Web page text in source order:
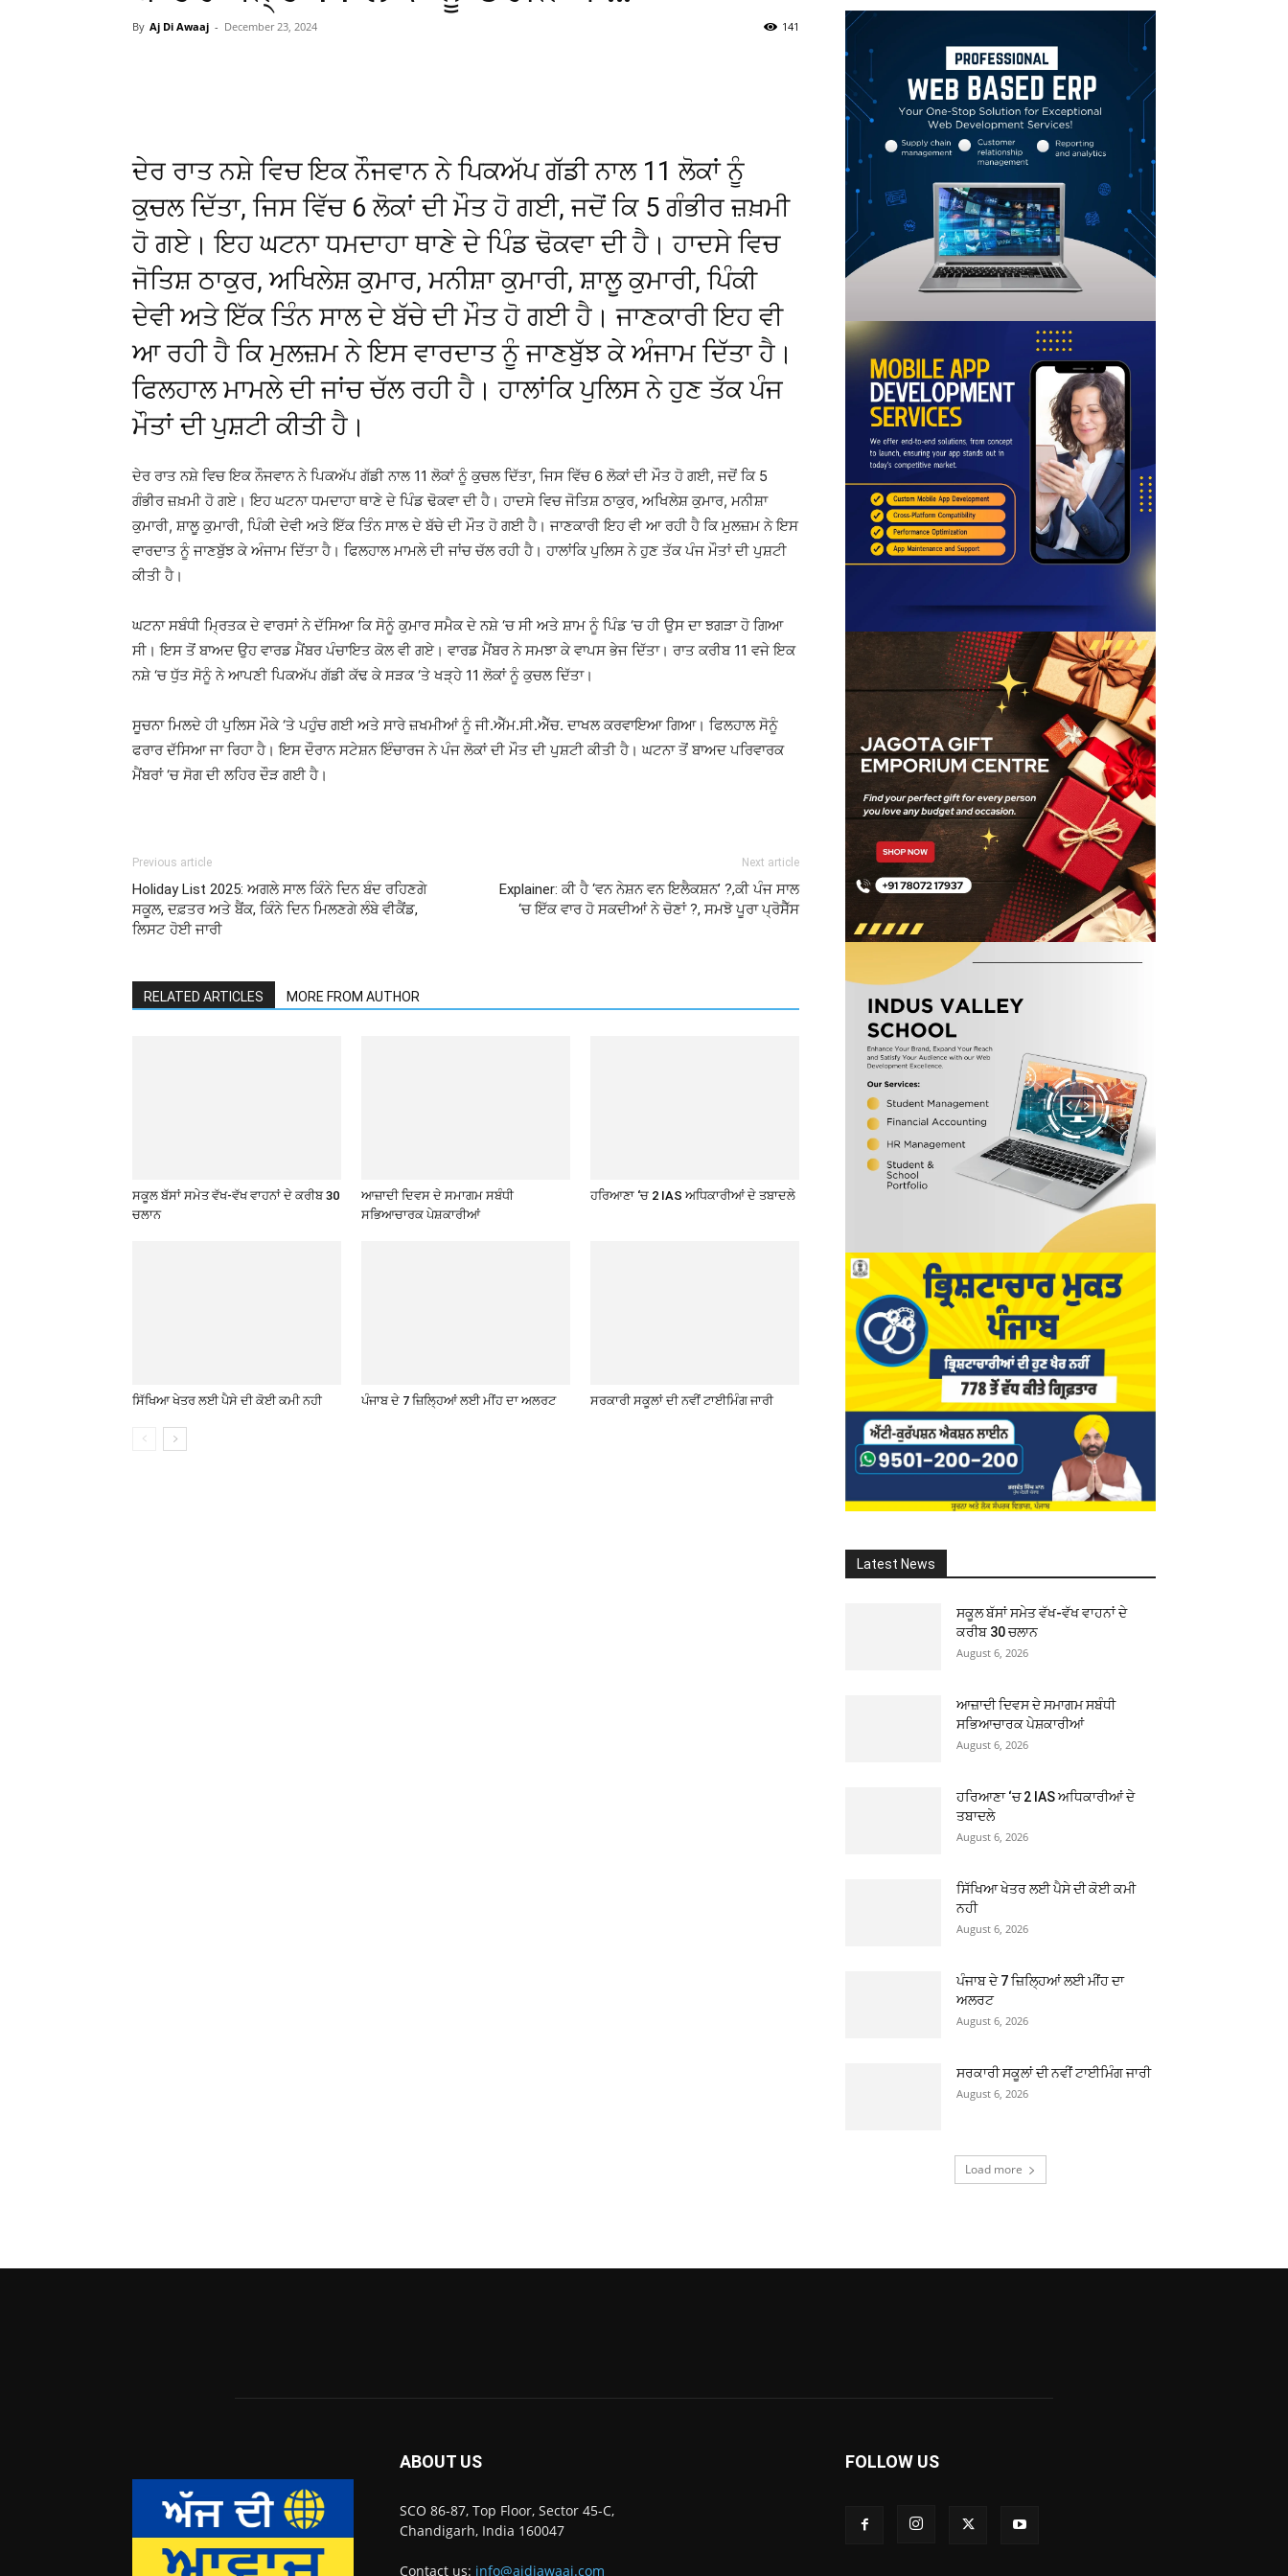
By Aj Di Awaaj - December 23, 2024 141
Email Print
ਦੇਰ ਰਾਤ ਨਸ਼ੇ ਵਿਚ ਇਕ ਨੌਜਵਾਨ ਨੇ ਪਿਕਅੱਪ ਗੱਡੀ ਨਾਲ 11 ਲੋਕਾਂ ਨੂੰ
ਕੁਚਲ ਦਿੱਤਾ, ਜਿਸ ਵਿੱਚ 6 ਲੋਕਾਂ ਦੀ ਮੌਤ ਹੋ ਗਈ, ਜਦੋਂ ਕਿ 5 ਗੰਭੀਰ ਜ਼ਖ਼ਮੀ
ਹੋ ਗਏ। ਇਹ ਘਟਨਾ ਧਮਦਾਹਾ ਥਾਣੇ ਦੇ ਪਿੰਡ ਢੋਕਵਾ ਦੀ ਹੈ। ਹਾਦਸੇ ਵਿਚ
ਜੋਤਿਸ਼ ਠਾਕੁਰ, ਅਖਿਲੇਸ਼ ਕੁਮਾਰ, ਮਨੀਸ਼ਾ ਕੁਮਾਰੀ, ਸ਼ਾਲੂ ਕੁਮਾਰੀ, ਪਿੰਕੀ
ਦੇਵੀ ਅਤੇ ਇੱਕ ਤਿੰਨ ਸਾਲ ਦੇ ਬੱਚੇ ਦੀ ਮੌਤ ਹੋ ਗਈ ਹੈ। ਜਾਣਕਾਰੀ ਇਹ ਵੀ
ਆ ਰਹੀ ਹੈ ਕਿ ਮੁਲਜ਼ਮ ਨੇ ਇਸ ਵਾਰਦਾਤ ਨੂੰ ਜਾਣਬੁੱਝ ਕੇ ਅੰਜਾਮ ਦਿੱਤਾ ਹੈ।
ਫਿਲਹਾਲ ਮਾਮਲੇ ਦੀ ਜਾਂਚ ਚੱਲ ਰਹੀ ਹੈ। ਹਾਲਾਂਕਿ ਪੁਲਿਸ ਨੇ ਹੁਣ ਤੱਕ ਪੰਜ
ਮੌਤਾਂ ਦੀ ਪੁਸ਼ਟੀ ਕੀਤੀ ਹੈ।
ਦੇਰ ਰਾਤ ਨਸ਼ੇ ਵਿਚ ਇਕ ਨੌਜਵਾਨ ਨੇ ਪਿਕਅੱਪ ਗੱਡੀ ਨਾਲ 11 ਲੋਕਾਂ ਨੂੰ ਕੁਚਲ ਦਿੱਤਾ, ਜਿਸ ਵਿੱਚ 6 ਲੋਕਾਂ ਦੀ ਮੌਤ ਹੋ ਗਈ, ਜਦੋਂ ਕਿ 5
ਗੰਭੀਰ ਜ਼ਖ਼ਮੀ ਹੋ ਗਏ। ਇਹ ਘਟਨਾ ਧਮਦਾਹਾ ਥਾਣੇ ਦੇ ਪਿੰਡ ਢੋਕਵਾ ਦੀ ਹੈ। ਹਾਦਸੇ ਵਿਚ ਜੋਤਿਸ਼ ਠਾਕੁਰ, ਅਖਿਲੇਸ਼ ਕੁਮਾਰ, ਮਨੀਸ਼ਾ
ਕੁਮਾਰੀ, ਸ਼ਾਲੂ ਕੁਮਾਰੀ, ਪਿੰਕੀ ਦੇਵੀ ਅਤੇ ਇੱਕ ਤਿੰਨ ਸਾਲ ਦੇ ਬੱਚੇ ਦੀ ਮੌਤ ਹੋ ਗਈ ਹੈ। ਜਾਣਕਾਰੀ ਇਹ ਵੀ ਆ ਰਹੀ ਹੈ ਕਿ ਮੁਲਜ਼ਮ ਨੇ ਇਸ
ਵਾਰਦਾਤ ਨੂੰ ਜਾਣਬੁੱਝ ਕੇ ਅੰਜਾਮ ਦਿੱਤਾ ਹੈ। ਫਿਲਹਾਲ ਮਾਮਲੇ ਦੀ ਜਾਂਚ ਚੱਲ ਰਹੀ ਹੈ। ਹਾਲਾਂਕਿ ਪੁਲਿਸ ਨੇ ਹੁਣ ਤੱਕ ਪੰਜ ਮੌਤਾਂ ਦੀ ਪੁਸ਼ਟੀ
ਕੀਤੀ ਹੈ।
ਘਟਨਾ ਸਬੰਧੀ ਮ੍ਰਿਤਕ ਦੇ ਵਾਰਸਾਂ ਨੇ ਦੱਸਿਆ ਕਿ ਸੋਨੂੰ ਕੁਮਾਰ ਸਮੈਕ ਦੇ ਨਸ਼ੇ ‘ਚ ਸੀ ਅਤੇ ਸ਼ਾਮ ਨੂੰ ਪਿੰਡ ‘ਚ ਹੀ ਉਸ ਦਾ ਝਗੜਾ ਹੋ ਗਿਆ
ਸੀ। ਇਸ ਤੋਂ ਬਾਅਦ ਉਹ ਵਾਰਡ ਮੈਂਬਰ ਪੰਚਾਇਤ ਕੋਲ ਵੀ ਗਏ। ਵਾਰਡ ਮੈਂਬਰ ਨੇ ਸਮਝਾ ਕੇ ਵਾਪਸ ਭੇਜ ਦਿੱਤਾ। ਰਾਤ ਕਰੀਬ 11 ਵਜੇ ਇਕ
ਨਸ਼ੇ ‘ਚ ਧੁੱਤ ਸੋਨੂੰ ਨੇ ਆਪਣੀ ਪਿਕਅੱਪ ਗੱਡੀ ਕੱਢ ਕੇ ਸੜਕ ‘ਤੇ ਖੜ੍ਹੇ 11 ਲੋਕਾਂ ਨੂੰ ਕੁਚਲ ਦਿੱਤਾ।
ਸੂਚਨਾ ਮਿਲਦੇ ਹੀ ਪੁਲਿਸ ਮੌਕੇ ‘ਤੇ ਪਹੁੰਚ ਗਈ ਅਤੇ ਸਾਰੇ ਜ਼ਖਮੀਆਂ ਨੂੰ ਜੀ.ਐੱਮ.ਸੀ.ਐੱਚ. ਦਾਖਲ ਕਰਵਾਇਆ ਗਿਆ। ਫਿਲਹਾਲ ਸੋਨੂੰ
ਫਰਾਰ ਦੱਸਿਆ ਜਾ ਰਿਹਾ ਹੈ। ਇਸ ਦੌਰਾਨ ਸਟੇਸ਼ਨ ਇੰਚਾਰਜ ਨੇ ਪੰਜ ਲੋਕਾਂ ਦੀ ਮੌਤ ਦੀ ਪੁਸ਼ਟੀ ਕੀਤੀ ਹੈ। ਘਟਨਾ ਤੋਂ ਬਾਅਦ ਪਰਿਵਾਰਕ
ਮੈਂਬਰਾਂ ‘ਚ ਸੋਗ ਦੀ ਲਹਿਰ ਦੌੜ ਗਈ ਹੈ।
Previous article
Holiday List 2025: ਅਗਲੇ ਸਾਲ ਕਿੰਨੇ ਦਿਨ ਬੰਦ ਰਹਿਣਗੇ
ਸਕੂਲ, ਦਫ਼ਤਰ ਅਤੇ ਬੈਂਕ, ਕਿੰਨੇ ਦਿਨ ਮਿਲਣਗੇ ਲੰਬੇ ਵੀਕੈਂਡ,
ਲਿਸਟ ਹੋਈ ਜਾਰੀ
Next article
Explainer: ਕੀ ਹੈ ‘ਵਨ ਨੇਸ਼ਨ ਵਨ ਇਲੈਕਸ਼ਨ’ ?,ਕੀ ਪੰਜ ਸਾਲ
‘ਚ ਇੱਕ ਵਾਰ ਹੋ ਸਕਦੀਆਂ ਨੇ ਚੋਣਾਂ ?, ਸਮਝੋ ਪੂਰਾ ਪ੍ਰੋਸੈੱਸ
RELATED ARTICLES MORE FROM AUTHOR
ਸਕੂਲ ਬੱਸਾਂ ਸਮੇਤ ਵੱਖ-ਵੱਖ ਵਾਹਨਾਂ ਦੇ ਕਰੀਬ 30
ਚਲਾਨ
ਆਜ਼ਾਦੀ ਦਿਵਸ ਦੇ ਸਮਾਗਮ ਸਬੰਧੀ
ਸਭਿਆਚਾਰਕ ਪੇਸ਼ਕਾਰੀਆਂ
ਹਰਿਆਣਾ ‘ਚ 2 IAS ਅਧਿਕਾਰੀਆਂ ਦੇ ਤਬਾਦਲੇ
ਸਿੱਖਿਆ ਖੇਤਰ ਲਈ ਪੈਸੇ ਦੀ ਕੋਈ ਕਮੀ ਨਹੀ ਪੰਜਾਬ ਦੇ 7 ਜ਼ਿਲ੍ਹਿਆਂ ਲਈ ਮੀਂਹ ਦਾ ਅਲਰਟ ਸਰਕਾਰੀ ਸਕੂਲਾਂ ਦੀ ਨਵੀਂ ਟਾਈਮਿੰਗ ਜਾਰੀ
Latest News
ਸਕੂਲ ਬੱਸਾਂ ਸਮੇਤ ਵੱਖ-ਵੱਖ ਵਾਹਨਾਂ ਦੇ
ਕਰੀਬ 30 ਚਲਾਨ
August 6, 2026
ਆਜ਼ਾਦੀ ਦਿਵਸ ਦੇ ਸਮਾਗਮ ਸਬੰਧੀ
ਸਭਿਆਚਾਰਕ ਪੇਸ਼ਕਾਰੀਆਂ
August 6, 2026
ਹਰਿਆਣਾ ‘ਚ 2 IAS ਅਧਿਕਾਰੀਆਂ ਦੇ
ਤਬਾਦਲੇ
August 6, 2026
ਸਿੱਖਿਆ ਖੇਤਰ ਲਈ ਪੈਸੇ ਦੀ ਕੋਈ ਕਮੀ
ਨਹੀ
August 6, 2026
ਪੰਜਾਬ ਦੇ 7 ਜ਼ਿਲ੍ਹਿਆਂ ਲਈ ਮੀਂਹ ਦਾ
ਅਲਰਟ
August 6, 2026
ਸਰਕਾਰੀ ਸਕੂਲਾਂ ਦੀ ਨਵੀਂ ਟਾਈਮਿੰਗ ਜਾਰੀ
August 6, 2026
Load more
ABOUT US
SCO 86-87, Top Floor, Sector 45-C,
Chandigarh, India 160047
Contact us: info@ajdiawaaj.com
FOLLOW US